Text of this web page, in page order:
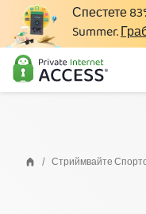
Спестете
Summer.
Какво е VPN
Защо PIA
VPN Предимства
Стриймвайте